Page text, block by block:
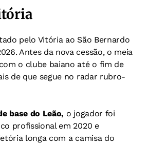
pelo Vitória ao São Bernardo
Antes da nova cessão, o meia
o clube baiano até o fim de
de que segue no radar rubro-
base do Leão, o jogador foi
profissional em 2020 e
longa com a camisa do